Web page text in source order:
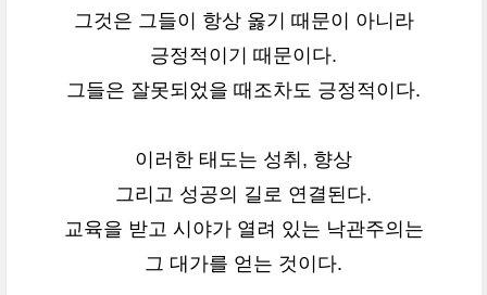
그것은 그들이 항상 옳기 때문이 아니라
긍정적이기 때문이다.
그들은 잘못되었을 때조차도 긍정적이다.
이러한 태도는 성취, 향상
그리고 성공의 길로 연결된다.
교육을 받고 시야가 열려 있는 낙관주의는
그 대가를 얻는 것이다.